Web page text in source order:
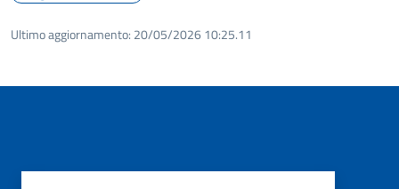
Ultimo aggiornamento: 20/05/2026 10:25.11